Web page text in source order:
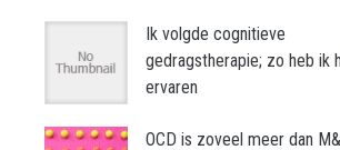
Ik volgde cognitieve
gedragstherapie; zo heb ik
ervaren
OCD is zoveel meer dan